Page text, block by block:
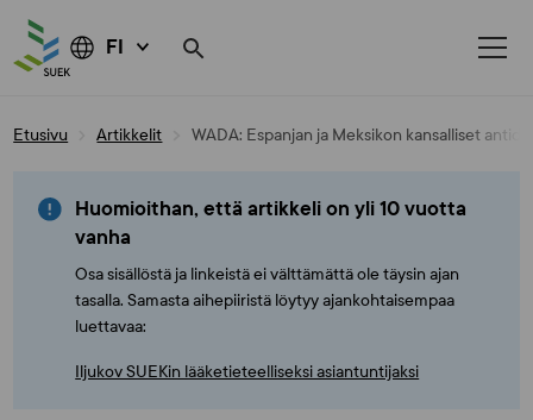
FI
Etusivu Artikkelit WADA: Espanjan ja Meksikon kansalliset
Huomioithan, että artikkeli on yli 10 vuotta
vanha
Osa sisällöstä ja linkeistä ei välttämättä ole täysin ajan
tasalla. Samasta aihepiiristä löytyy ajankohtaisempaa
luettavaa:
Iljukov SUEKin lääketieteelliseksi asiantuntijaksi